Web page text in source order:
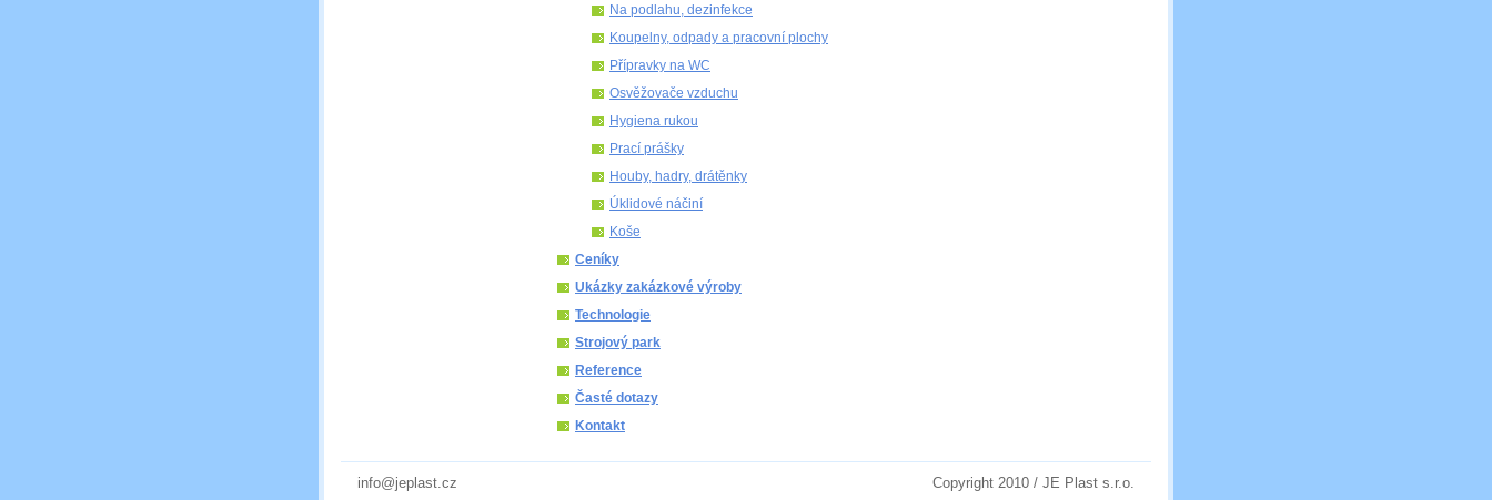
Na podlahu, dezinfekce
Koupelny, odpady a pracovní plochy
Přípravky na WC
Osvěžovače vzduchu
Hygiena rukou
Prací prášky
Houby, hadry, drátěnky
Úklidové náčiní
Koše
Ceníky
Ukázky zakázkové výroby
Technologie
Strojový park
Reference
Časté dotazy
Kontakt
info@jeplast.cz Copyright 2010 / JE Plast s.r.o.